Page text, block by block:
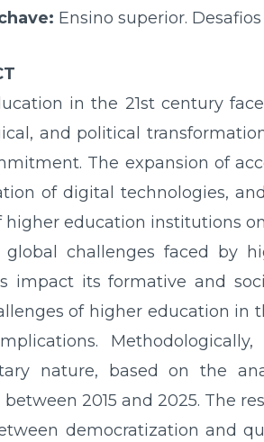
Ensino superior.
in the 21st century
and political
The expansion of
of digital technologies,
higher education institutions
challenges faced by
impact its formative and
of higher education in
nature, based on the
2015 and 2025. The
democratization and